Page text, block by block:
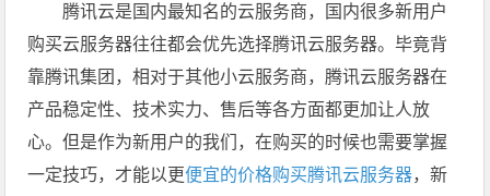
腾讯云是国内最知名的云服务商，国内很多新用户
购买云服务器往往都会优先选择腾讯云服务器。毕竟背
靠腾讯集团，相对于其他小云服务商，腾讯云服务器在
产品稳定性、技术实力、售后等各方面都更加让人放
心。但是作为新用户的我们，在购买的时候也需要掌握
一定技巧，才能以更便宜的价格购买腾讯云服务器，新